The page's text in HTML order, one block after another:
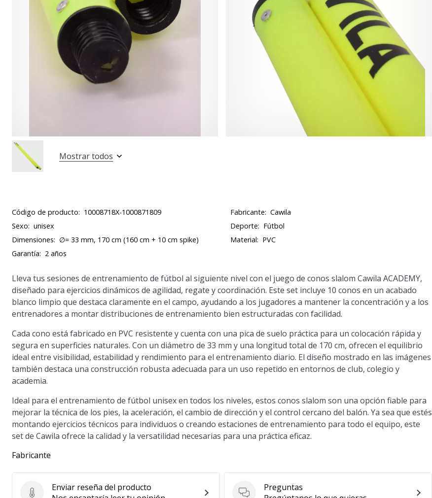
Mostrar todos
Código de producto: 10008718X-1000871809 Fabricante: Cawila
Sexo: unisex Deporte: Fútbol
Dimensiones: ∅= 33 mm, 170 cm (160 cm + 10 cm spike) Material: PVC
Garantía: 2 años
Lleva tus sesiones de entrenamiento de fútbol al siguiente nivel con el juego de conos slalom Cawila ACADEMY,
diseñado para ejercicios dinámicos de agilidad, regate y coordinación. Este set incluye 10 conos en un acabado
blanco limpio que destaca claramente en el campo, ayudando a los jugadores a mantener la concentración y a los
entrenadores a montar distribuciones de entrenamiento bien estructuradas con facilidad.
Cada cono está fabricado en PVC resistente y cuenta con una pica de suelo práctica para un colocación rápida y
segura en superficies naturales. Con un diámetro de 33 mm y una longitud total de 170 cm, ofrecen el equilibrio
ideal entre visibilidad, estabilidad y rendimiento para el entrenamiento diario. El diseño mostrado en las imágenes
también destaca una construcción robusta adecuada para un uso repetido en entornos de club, colegio y
academia.
Ideal para el entrenamiento de fútbol unisex en todos los niveles, estos conos slalom son una opción fiable para
mejorar la técnica de los pies, la aceleración, el cambio de dirección y el control cercano del balón. Ya sea que estés
montando ejercicios técnicos para individuos o creando estaciones de entrenamiento para todo el equipo, este
set de Cawila ofrece la calidad y la versatilidad necesarias para una práctica eficaz.
Fabricante
Enviar reseña del producto
Preguntas